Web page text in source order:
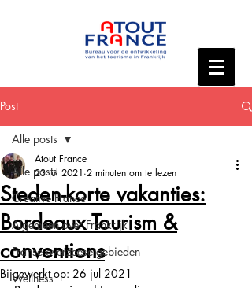
Post
Alle posts
Creative France
Algemeen over Frankrijk
Franse overzeese gebieden
Wellness
Alle posts
Steden-korte vakanties:
Bordeaux Tourism &
conventions
Atout France
23 jul 2021 2 minuten om te lezen
Bijgewerkt op: 26 jul 2021